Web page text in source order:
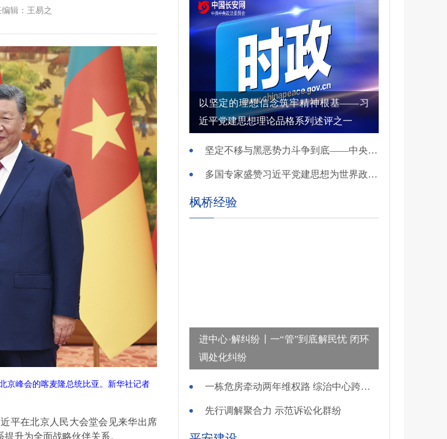
辑：王易之
京峰会的喀麦隆总统比亚。新华社记者
平在北京人民大会堂会见来华出席
升为全面战略伙伴关系。
以坚定的理想信念筑牢精神根基——习
近平党建思想理论品格系列述评之一
坚定不移与黑恶势力斗争到底——中央政法委负责同志就开展深化扫黑除恶专项斗争有关问题答记者问
多国专家盛赞习近平党建思想为世界政党建设提供重要启迪
枫桥经验
进中心·解纠纷丨一“管”到底解民忧 闭环
调处化纠纷
一栋危房牵动两年维权路 综治中心跨省寻鉴解民忧
先行调解聚合力 示范诉讼化群纷